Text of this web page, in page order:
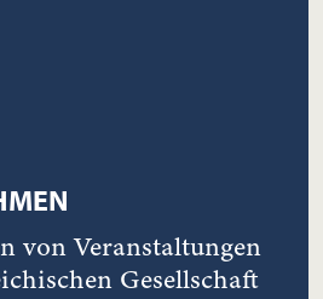
von Veranstaltungen
Gesellschaft